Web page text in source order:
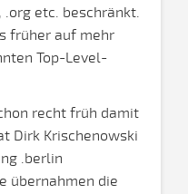
.org etc. beschränkt.
früher auf mehr
Top-Level-
recht früh damit
Dirk Krischenowski
.berlin
übernahmen die